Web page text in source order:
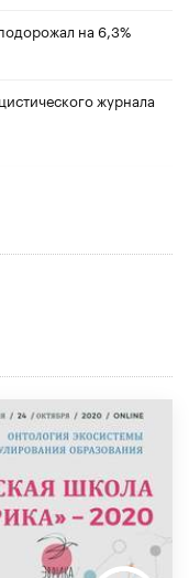
на 6,3%
журнала